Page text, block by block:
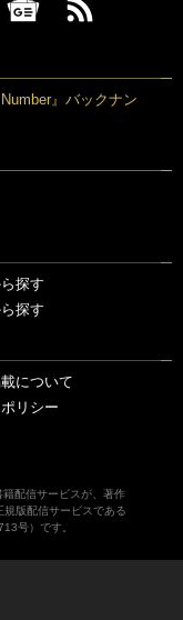
』バックナン
探す
探す
について
リシー
配信サービスが、著作
版配信サービスである
号）です。